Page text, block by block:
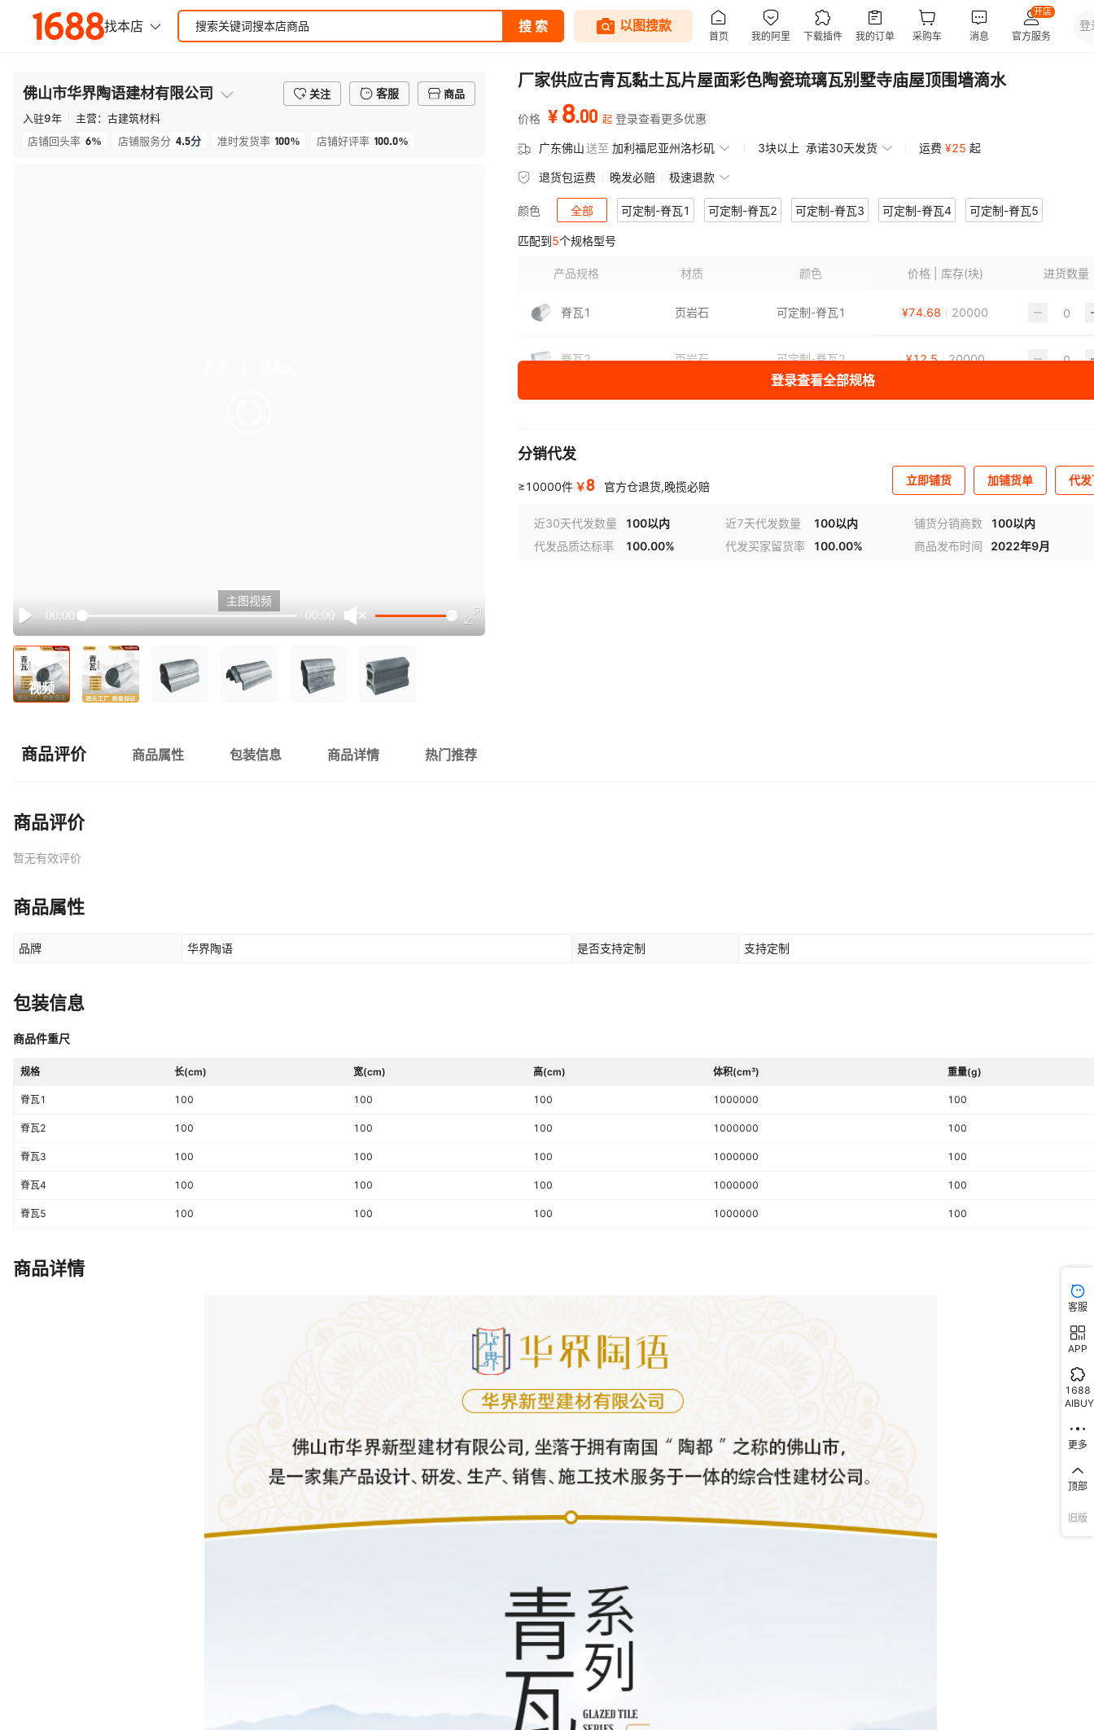
佛山市华界陶语建材有限公司 关注 客服
商品
入驻9年 主营： 古建筑材料
店铺回头率 6% 店铺服务分 4.5分 准时发货率 100% 店铺好评率 100.0%
Play
00:00 00:00
主图视频
视频
厂家供应古青瓦黏土瓦片屋面彩色陶瓷琉璃瓦别墅寺庙屋顶围墙滴水
价格 ¥ 8.00 起 登录查看更多优惠
广东佛山送至 加利福尼亚州洛杉矶 3块以上 承诺30天发货 运费 ¥25 起
退货包运费 晚发必赔 极速退款
颜色 全部 可定制-脊瓦1 可定制-脊瓦2 可定制-脊瓦3 可定制-脊瓦4 可定制-脊瓦5
匹配到5个规格型号
产品规格 材质 颜色 价格 | 库存(块) 进货数量
脊瓦1 页岩石 可定制-脊瓦1 ¥74.68 20000
脊瓦2 页岩石 可定制-脊瓦2 ¥12.5 20000
脊瓦4
¥25 20000
登录查看全部规格
分销代发
≥10000件 ￥8 官方仓退货,晚揽必赔 立即铺货 加铺货单 代
近30天代发数量 100以内 近7天代发数量 100以内 铺货分销商数
100以内
代发品质达标率
100.00% 代发买家留货率 100.00% 商品发布时间 2022年9月
商品评价 商品属性 包装信息 商品详情 热门推荐
商品评价
暂无有效评价
商品属性
品牌 华界陶语 是否支持定制 支持定制
包装信息
商品件重尺
规格 长(cm) 宽(cm) 高(cm) 体积(cm³) 重量(g)
脊瓦1 100 100 100 1000000 100
脊瓦2 100 100 100 1000000 100
脊瓦3 100 100 100 1000000 100
脊瓦4 100 100 100 1000000 100
脊瓦5 100 100 100 1000000 100
商品详情
客服
APP
1688
AIBUY
更多
顶部
旧版